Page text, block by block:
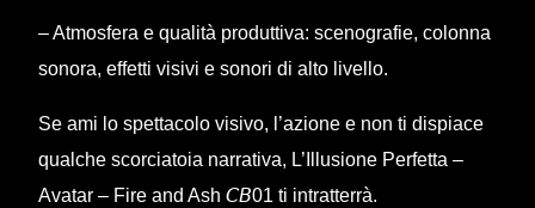
– Atmosfera e qualità produttiva: scenografie, colonna
sonora, effetti visivi e sonori di alto livello.
Se ami lo spettacolo visivo, l’azione e non ti dispiace
qualche scorciatoia narrativa, L’Illusione Perfetta –
Avatar – Fire and Ash 𝘊𝘉01 ti intratterrà.